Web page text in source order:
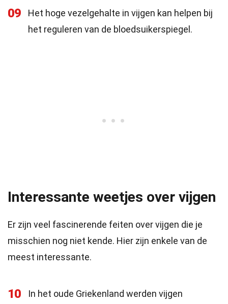
09
Het hoge vezelgehalte in vijgen kan helpen bij
het reguleren van de bloedsuikerspiegel.
Interessante weetjes over vijgen
Er zijn veel fascinerende feiten over vijgen die je
misschien nog niet kende. Hier zijn enkele van de
meest interessante.
10
In het oude Griekenland werden vijgen